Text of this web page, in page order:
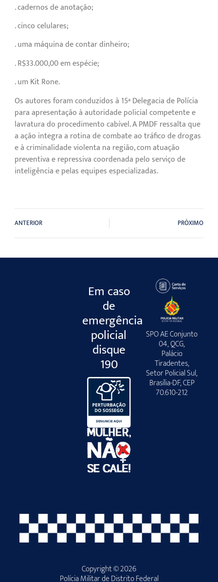
. cadernos de anotação;
. cinco celulares;
. uma máquina de contar dinheiro;
. R$33.000,00 em espécie;
. um Kit Rone.
Os autores foram conduzidos à 15ª Delegacia de Polícia
para apresentação à autoridade policial competente e
lavratura do procedimento cabível. A PMDF ressalta que
a ação integra a rotina de combate ao tráfico de drogas
e à criminalidade violenta na região, com atuação
preventiva e repressiva coordenada pelo serviço de
inteligência e pelas equipes especializadas.
ANTERIOR PRÓXIMO
Em caso
de
emergência
policial
disque
190
SPO AE Conjunto
04, QCG,
Palácio
Tiradentes,
Setor Policial Sul,
Brasília-DF, CEP
70.610-212
Copyright © 2026
Polícia Militar de Distrito Federal